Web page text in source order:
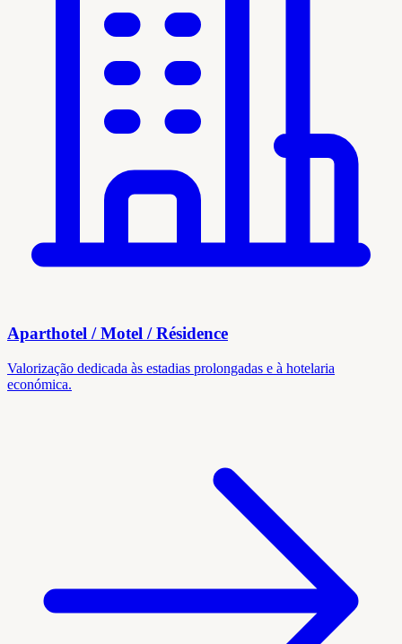
Aparthotel / Motel / Résidence
Valorização dedicada às estadias prolongadas e à hotelaria
económica.